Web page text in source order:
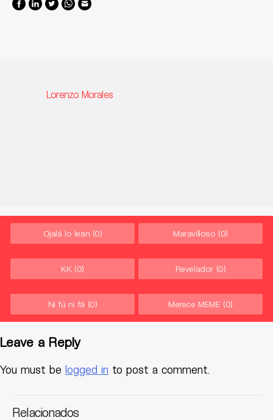
Lorenzo Morales
Ojalá lo lean (0) Maravilloso (0)
KK (0) Revelador (0)
Ni fú ni fá (0) Merece MEME (0)
Leave a Reply
You must be logged in to post a comment.
Relacionados